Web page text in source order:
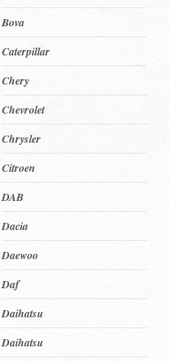
Bova
Caterpillar
Chery
Chevrolet
Chrysler
Citroen
DAB
Dacia
Daewoo
Daf
Daihatsu
Daihatsu